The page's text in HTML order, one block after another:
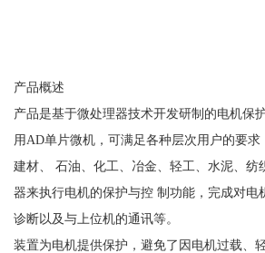
产品概述
产品是基于微处理器技术开发研制的电机保
用AD单片微机，可满足各种层次用户的要求
建材、 石油、化工、冶金、轻工、水泥、纺
器来执行电机的保护与控 制功能，完成对电
诊断以及与上位机的通讯等。
装置为电机提供保护，避免了因电机过载、